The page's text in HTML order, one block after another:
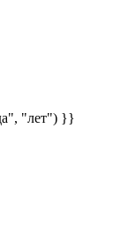
"лет") }}